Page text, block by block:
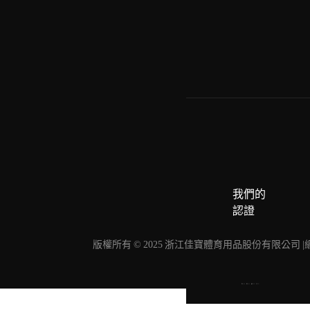
我們的
認證
版權所有 © 2025 浙江佳寶體育用品股份有限公司 |